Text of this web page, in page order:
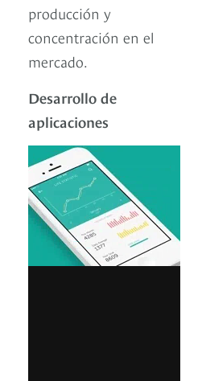
producción y
concentración en el
mercado.
Desarrollo de
aplicaciones